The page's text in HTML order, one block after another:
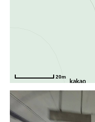
20m